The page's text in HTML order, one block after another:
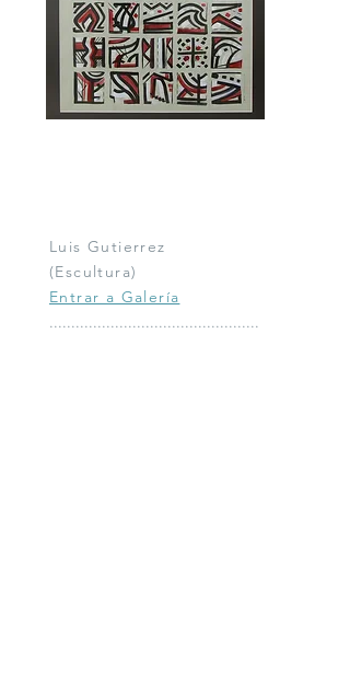
Luis Gutierrez
(Escultura)
Entrar a Galería
................................................